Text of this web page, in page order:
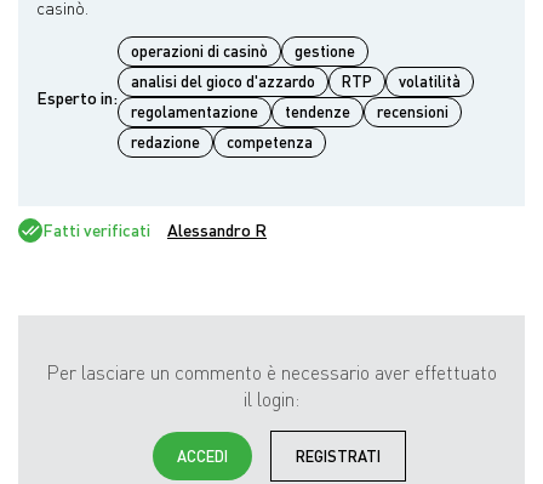
Esperto in:
operazioni di casinò
gestione
analisi del gioco d'azzardo
RTP
volatilità
regolamentazione
tendenze
recensioni
redazione
competenza
Fatti verificati Alessandro R
Per lasciare un commento è necessario aver effettuato
il login:
ACCEDI REGISTRATI